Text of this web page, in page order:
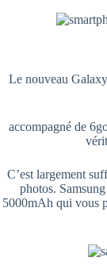
Le nouveau
accompagné de
C’est largement
photos.
5000mAh qui vous